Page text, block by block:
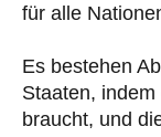
für alle
Es bestehen
Staaten,
braucht, und